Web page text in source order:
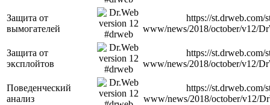
Защита от
вымогателей
https://st.drweb.com/
www/news/2018/october/v12/
Защита от
эксплойтов
https://st.drweb.com/
www/news/2018/october/v12/
Поведенческий
анализ
https://st.drweb.com/
www/news/2018/october/v12/